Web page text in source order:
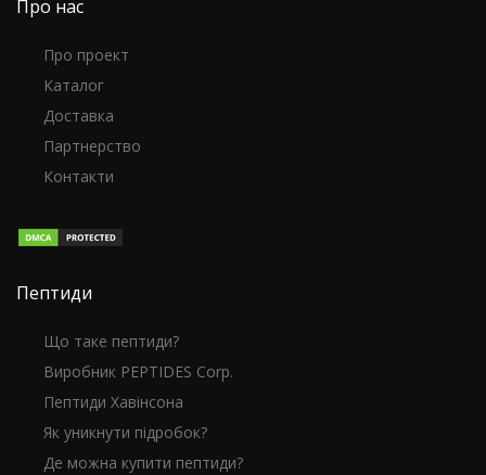
Про нас
Про проект
Каталог
Доставка
Партнерство
Контакти
Пептиди
Що таке пептиди?
Виробник PEPTIDES Corp.
Пептиди Хавінсона
Як уникнути підробок?
Де можна купити пептиди?